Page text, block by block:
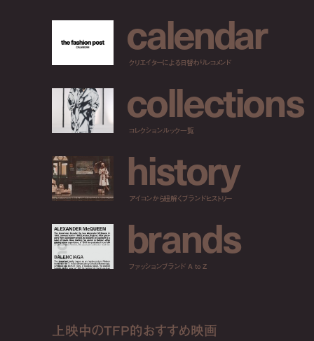
calendar
クリエイターによる日替わりレコメンド
collections
コレクションルック一覧
history
アイコンから紐解くブランドヒストリー
brands
ファッションブランド A to Z
上映中のTFP的おすすめ映画